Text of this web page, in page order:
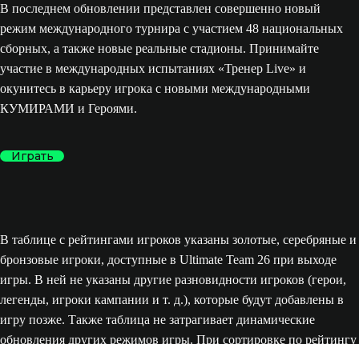
В последнем обновлении представлен совершенно новый
режим международного турнира с участием 48 национальных
сборных, а также новые реальные стадионы. Принимайте
участие в международных испытаниях «Тренер Live» и
окунитесь в карьеру игрока с новыми международными
КУМИРАМИ и Героями.
Играть
В таблице с рейтингами игроков указаны золотые, серебряные и
бронзовые игроки, доступные в Ultimate Team 26 при выходе
игры. В ней не указаны другие разновидности игроков (герои,
легенды, игроки кампании и т. д.), которые будут добавлены в
игру позже. Также таблица не затрагивает динамические
обновления других режимов игры. При сортировке по рейтингу